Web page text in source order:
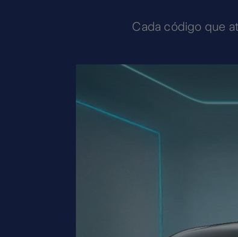
Cada código que